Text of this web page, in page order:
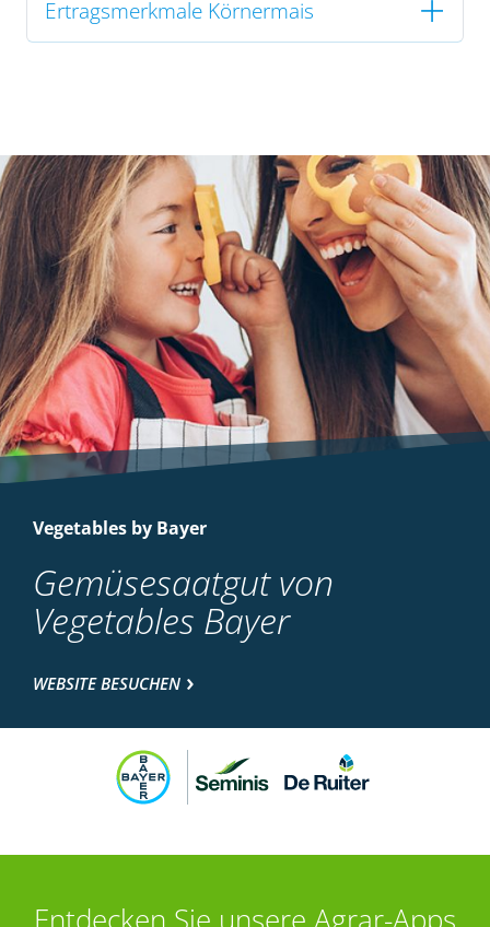
Ertragsmerkmale Körnermais
Vegetables by Bayer
Gemüsesaatgut von
Vegetables Bayer
WEBSITE BESUCHEN